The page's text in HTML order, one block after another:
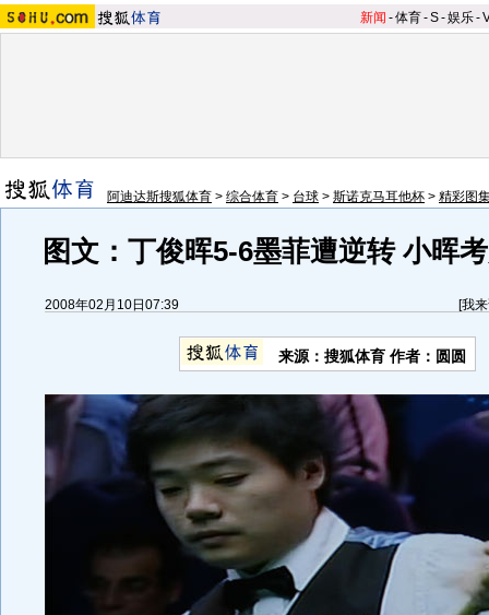
新闻 -体育-S-娱乐-
阿迪达斯搜狐体育 > 综合体育 > 台球 > 斯诺克马耳他杯 > 精彩图
图文：丁俊晖5-6墨菲遭逆转 小晖
2008年02月10日07:39 [我
来源：搜狐体育 作者：圆圆